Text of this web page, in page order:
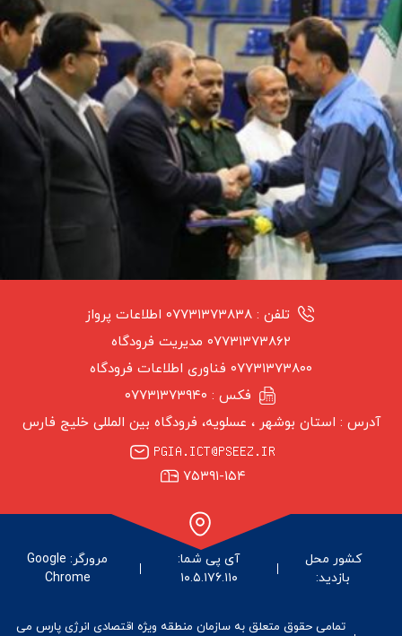
نشست خبری سخنگوی دولت در پایتخت انرژی ایران
نشست خبری سخنگوی دولت در پایتخت انرژی ایران
تلفن : ۰۷۷۳۱۳۷۳۸۳۸ اطلاعات پرواز
۰۷۷۳۱۳۷۳۸۶۲ مدیریت فرودگاه
۰۷۷۳۱۳۷۳۸۰۰ فناوری اطلاعات فرودگاه
فکس : ۰۷۷۳۱۳۷۳۹۴۰
آدرس : استان بوشهر ‏، عسلویه، فرودگاه بین المللی خلیج فارس
۷۵۳۹۱-۱۵۴
کشور محل
بازدید:
آی پی شما:
۱۰.۵.۱۷۶.۱۱۰
مرورگر: Google
Chrome
تمامی حقوق متعلق به سازمان منطقه ویژه اقتصادی انرژی پارس می